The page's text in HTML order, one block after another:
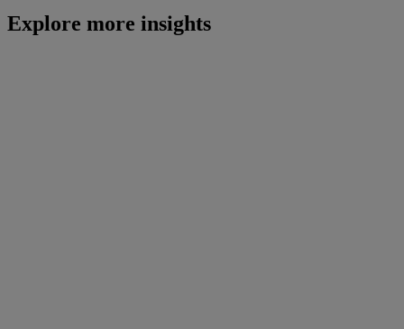
Explore more insights